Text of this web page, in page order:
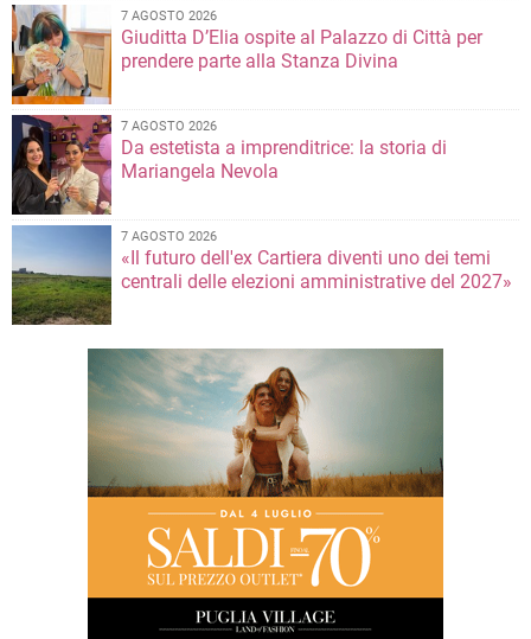
7 AGOSTO 2026
Giuditta D’Elia ospite al Palazzo di Città per
prendere parte alla Stanza Divina
7 AGOSTO 2026
Da estetista a imprenditrice: la storia di
Mariangela Nevola
7 AGOSTO 2026
«Il futuro dell'ex Cartiera diventi uno dei temi
centrali delle elezioni amministrative del 2027»